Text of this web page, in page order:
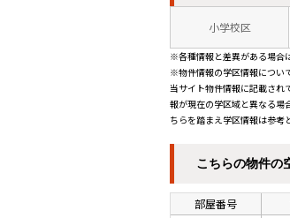
小学校区
※各種情報と差異がある場合
※物件情報の学区情報につい
当サイト物件情報に記載され
報が現在の学区域と異なる場
ちらを踏まえ学区情報は参考
こちらの物件の
部屋番号